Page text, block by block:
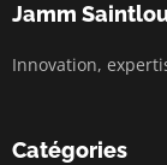
Jamm
Innovation,
Catégories